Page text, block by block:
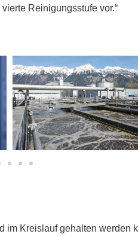
Reinigungsstufe vor.“
Kreislauf gehalten werden